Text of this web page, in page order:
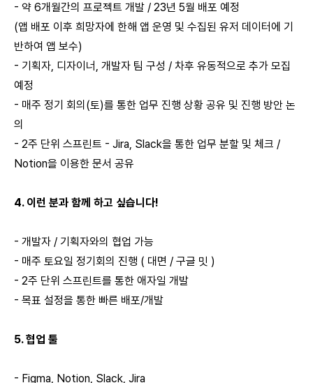
- 약 6개월간의 프로젝트 개발 / 23년 5월 배포 예정
(앱 배포 이후 희망자에 한해 앱 운영 및 수집된 유저 데이터에 기
반하여 앱 보수)
- 기획자, 디자이너, 개발자 팀 구성 / 차후 유동적으로 추가 모집
예정
- 매주 정기 회의(토)를 통한 업무 진행 상황 공유 및 진행 방안 논
의
- 2주 단위 스프린트 - Jira, Slack을 통한 업무 분할 및 체크 /
Notion을 이용한 문서 공유
4. 이런 분과 함께 하고 싶습니다!
- 개발자 / 기획자와의 협업 가능
- 매주 토요일 정기회의 진행 ( 대면 / 구글 밋 )
- 2주 단위 스프린트를 통한 애자일 개발
- 목표 설정을 통한 빠른 배포/개발
5. 협업 툴
- Figma, Notion, Slack, Jira